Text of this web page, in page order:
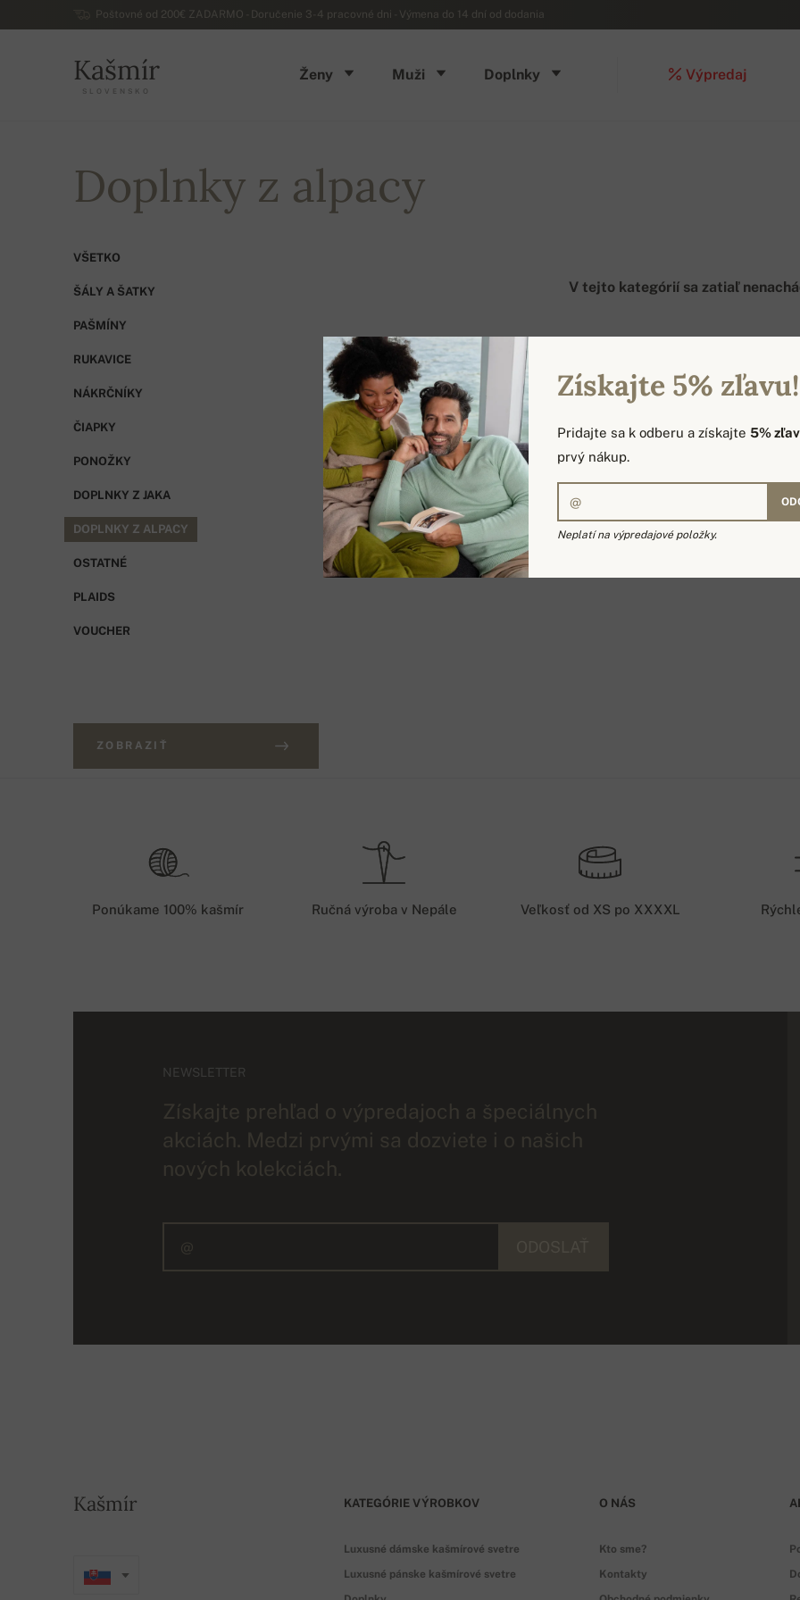
Poštovné od 200€ ZADARMO - Doručenie 3-4 pracovné dni - Výmena do 14 dní od dodania
Kašmír
SLOVENSKO
Ženy Muži Doplnky Výpredaj
Doplnky z alpacy
VŠETKO
ŠÁLY A ŠATKY
PAŠMÍNY
RUKAVICE
NÁKRČNÍKY
ČIAPKY
PONOŽKY
DOPLNKY Z JAKA
DOPLNKY Z ALPACY
OSTATNÉ
PLAIDS
VOUCHER
ZOBRAZIŤ
V tejto kategórií sa zatiaľ
CELKOM: 0 PRODUKTOV / 1 STRÁN
Ponúkame 100% kašmír Ručná výroba v Nepále Veľkosť od XS po XXXXL
NEWSLETTER
Získajte prehľad o výpredajoch a špeciálnych
akciách. Medzi prvými sa dozviete i o našich
nových kolekciách.
Kašmír KATEGÓRIE VÝROBKOV
Luxusné dámske kašmírové svetre
Luxusné pánske kašmírové svetre
O NÁS
Kto sme?
Kontakty
Získajte 5% zľavu!
Pridajte sa k odberu a získajte 5%
prvý nákup.
Neplatí na výpredajové položky.